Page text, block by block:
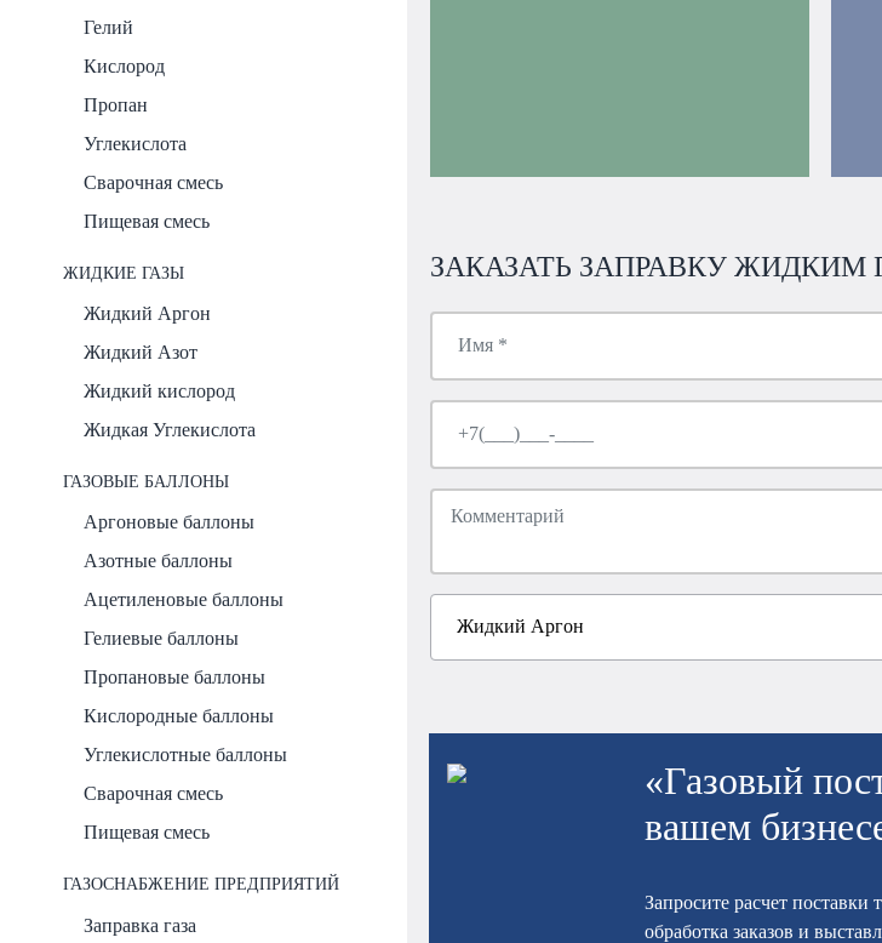
Гелий
Кислород
Пропан
Углекислота
Сварочная смесь
Пищевая смесь
ЖИДКИЕ ГАЗЫ
Жидкий Аргон
Жидкий Азот
Жидкий кислород
Жидкая Углекислота
ГАЗОВЫЕ БАЛЛОНЫ
Аргоновые баллоны
Азотные баллоны
Ацетиленовые баллоны
Гелиевые баллоны
Пропановые баллоны
Кислородные баллоны
Углекислотные баллоны
Сварочная смесь
Пищевая смесь
ГАЗОСНАБЖЕНИЕ ПРЕДПРИЯТИЙ
Заправка газа
ЗАКАЗАТЬ ЗАПРАВКУ ЖИДКИМ
«Газовый
вашем
Запросите расчет поставки
обработка заказов и